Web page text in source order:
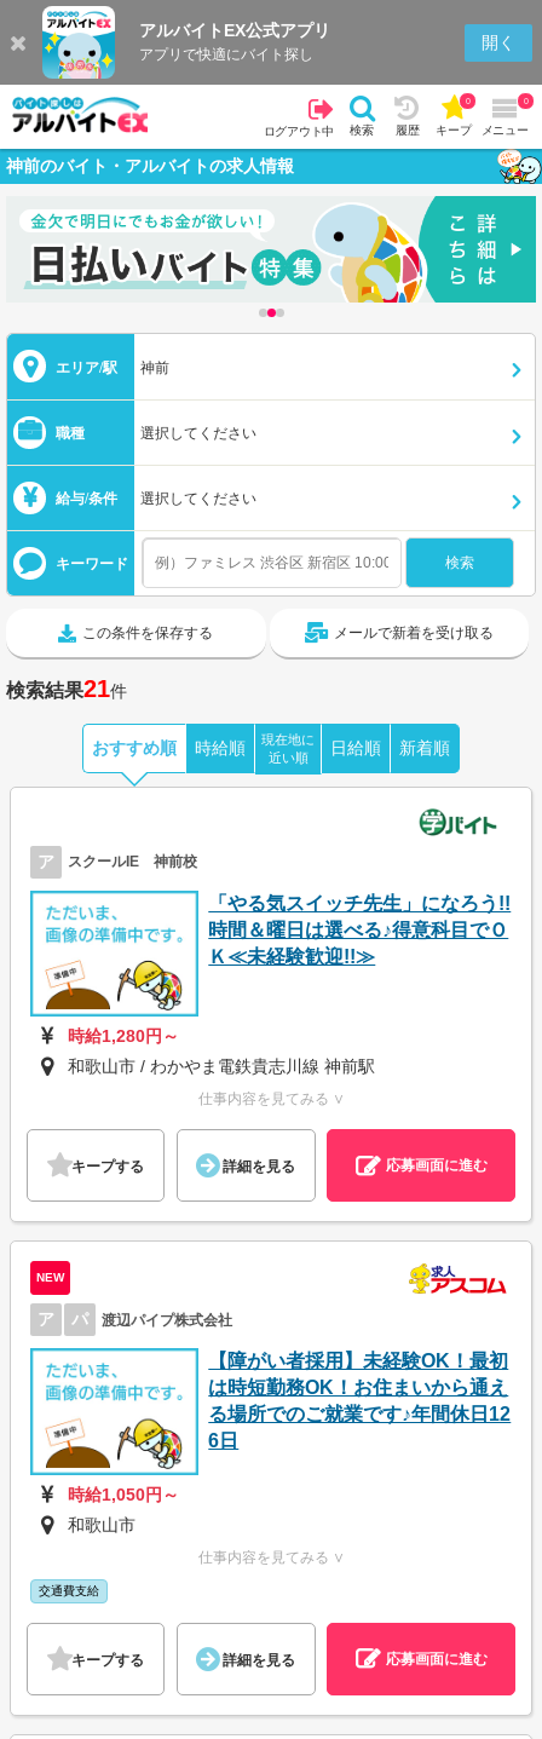
アルバイトEX公式アプリ
アプリで快適にバイト探し
開く
ログアウト中 検索 履歴 キープ
0
メニュー
0
神前のバイト・アルバイトの求人情報
エリア/駅 神前
職種 選択してください
給与/条件 選択してください
キーワード
この条件を保存する メールで新着を受け取る
検索結果21件
おすすめ順 時給順
現在地に
近い順
日給順 新着順
ア スクールIE 神前校
「やる気スイッチ先生」になろう!!
時間＆曜日は選べる♪得意科目でＯ
Ｋ≪未経験歓迎!!≫
時給1,280円～
和歌山市 / わかやま電鉄貴志川線 神前駅
仕事内容を見てみる ∨
キープする 詳細を見る 応募画面に進む
NEW
ア パ 渡辺パイプ株式会社
【障がい者採用】未経験OK！最初
は時短勤務OK！お住まいから通え
る場所でのご就業です♪年間休日12
6日
時給1,050円～
和歌山市
仕事内容を見てみる ∨
交通費支給
キープする 詳細を見る 応募画面に進む